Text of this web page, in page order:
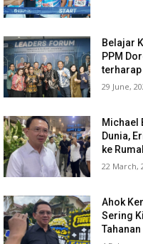
Belajar
PPM
29 June,
Michael
Dunia,
ke
22 March,
Ahok
Sering
Tahanan